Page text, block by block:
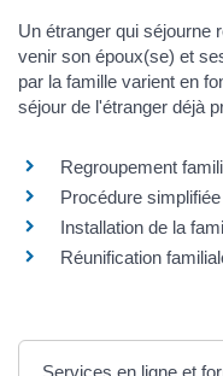
Un étranger qui séjourne
venir son époux(se) et
par la famille varient en
séjour de l'étranger déjà
Regroupement
Procédure
Installation de la
Réunification
Services en ligne et